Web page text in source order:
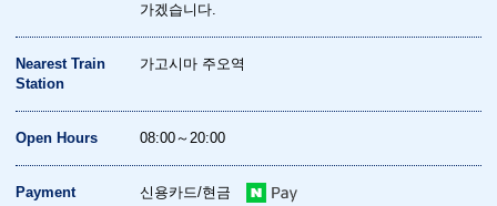
가겠습니다.
Nearest Train
Station
가고시마 주오역
Open Hours 08:00～20:00
Payment 신용카드/현금